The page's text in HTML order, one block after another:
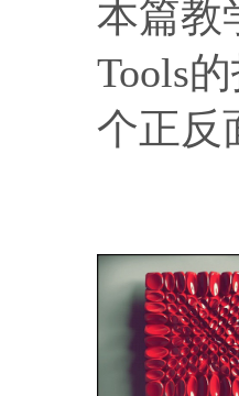
本篇教
Tools
个正反